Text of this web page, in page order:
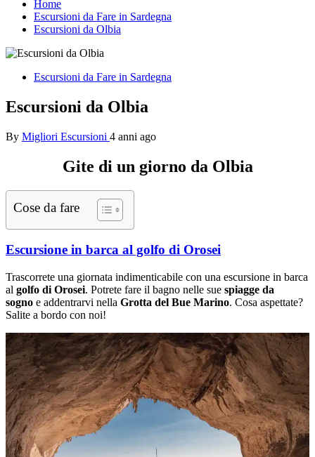
Home
Escursioni da Fare in Sardegna
Escursioni da Olbia
Escursioni da Fare in Sardegna
Escursioni da Olbia
By Migliori Escursioni 4 anni ago
Gite di un giorno da Olbia
Cose da fare
Escursione in barca al golfo di Orosei
Trascorrete una giornata indimenticabile con una escursione in barca
al golfo di Orosei. Potrete fare il bagno nelle sue spiagge da
sogno e addentrarvi nella Grotta del Bue Marino. Cosa aspettate?
Salite a bordo con noi!